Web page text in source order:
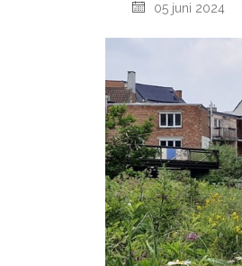
05 juni 2024